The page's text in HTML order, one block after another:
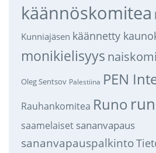
käännöskomitea
Kunniajäsen käännetty
monikielisyys
Oleg Sentsov Palestiina PEN
Rauhankomitea Runo
saamelaiset sananvapaus
sananvapauspalkinto